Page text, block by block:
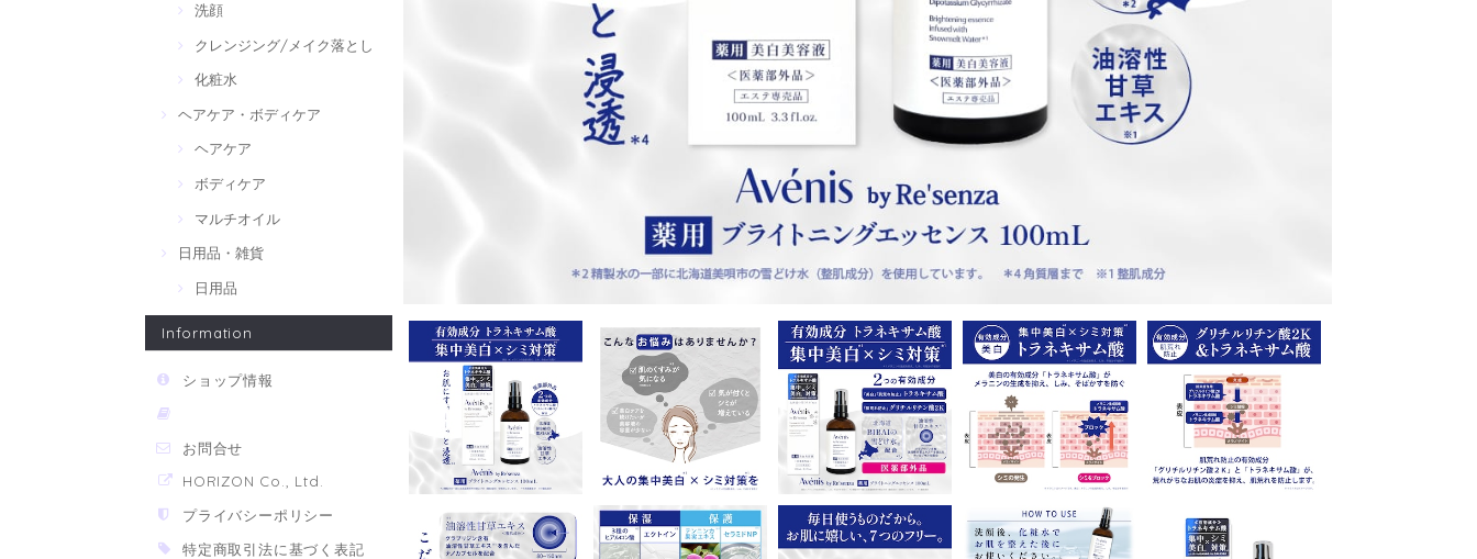
洗顔
クレンジング/メイク落とし
化粧水
ヘアケア・ボディケア
ヘアケア
ボディケア
マルチオイル
日用品・雑貨
日用品
Information
ショップ情報
お問合せ
HORIZON Co., Ltd.
プライバシーポリシー
特定商取引法に基づく表記